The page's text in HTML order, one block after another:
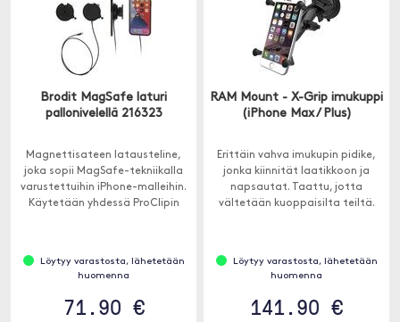
Brodit MagSafe laturi
pallonivelellä 216323
Magnettisateen latausteline,
joka sopii MagSafe-tekniikalla
varustettuihin iPhone-malleihin.
Käytetään yhdessä ProClipin
Löytyy varastosta, lähetetään
huomenna
71.90 €
RAM Mount - X-Grip imukuppi
(iPhone Max / Plus)
Erittäin vahva imukupin pidike,
jonka kiinnität laatikkoon ja
napsautat. Taattu, jotta
vältetään kuoppaisilta teiltä.
Löytyy varastosta, lähetetään
huomenna
141.90 €